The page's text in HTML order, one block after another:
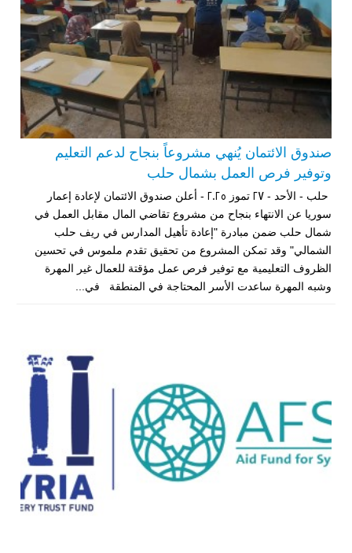
صندوق الائتمان يُنهي مشروعاً بنجاح لدعم التعليم
وتوفير فرص العمل بشمال حلب
حلب - الأحد - 27 تموز 2025 - أعلن صندوق الائتمان لإعادة إعمار
سوريا عن الانتهاء بنجاح من مشروع تقاضي المال مقابل العمل في
شمال حلب ضمن مبادرة "إعادة تأهيل المدارس في ريف حلب
الشمالي" وقد تمكن المشروع من تحقيق تقدم ملموس في تحسين
الظروف التعليمية مع توفير فرص عمل مؤقتة للعمال غير المهرة
وشبه المهرة ساعدت الأسر المحتاجة في المنطقة في...